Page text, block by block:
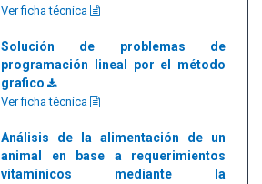
Ver ficha técnica
Solución de problemas de
programación lineal por el método
grafico
Ver ficha técnica
Análisis de la alimentación de un
animal en base a requerimientos
vitamínicos mediante la